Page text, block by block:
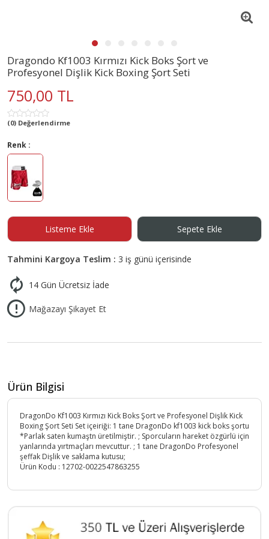
Dragondo Kf1003 Kırmızı Kick Boks Şort ve
Profesyonel Dişlik Kick Boxing Şort Seti
750,00 TL
(0) Değerlendirme
Renk :
Listeme Ekle Sepete Ekle
Tahmini Kargoya Teslim : 3 iş günü içerisinde
14 Gün Ücretsiz İade
Mağazayı Şikayet Et
Ürün Bilgisi
DragonDo Kf1003 Kırmızı Kick Boks Şort ve Profesyonel Dişlik Kick
Boxing Şort Seti Set içeiriği: 1 tane DragonDo kf1003 kick boks şortu
*Parlak saten kumaştn üretilmiştir. ; Sporcuların hareket özgürlü için
yanlarında yırtmaçları mevcuttur. ; 1 tane DragonDo Profesyonel
şeffak Dişlik ve saklama kutusu;
Ürün Kodu : 12702-0022547863255